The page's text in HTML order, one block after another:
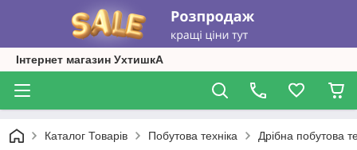
Інтернет магазин УхтишкА
Каталог Товарів Побутова техніка Дрібна побутова